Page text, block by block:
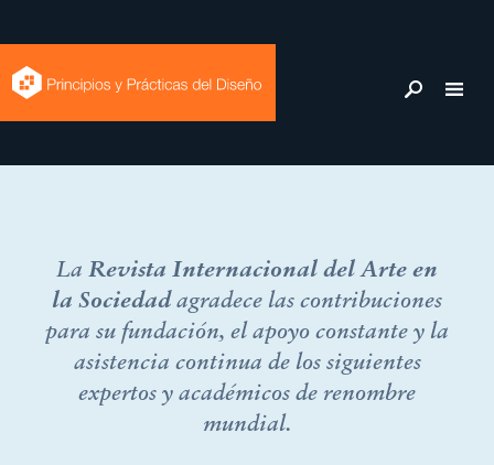
Comité
científico
La Revista Internacional del Arte en
la Sociedadagradece las contribuciones
para su fundación, el apoyo constante y la
asistencia continua de los siguientes
expertos y académicos de renombre
mundial.